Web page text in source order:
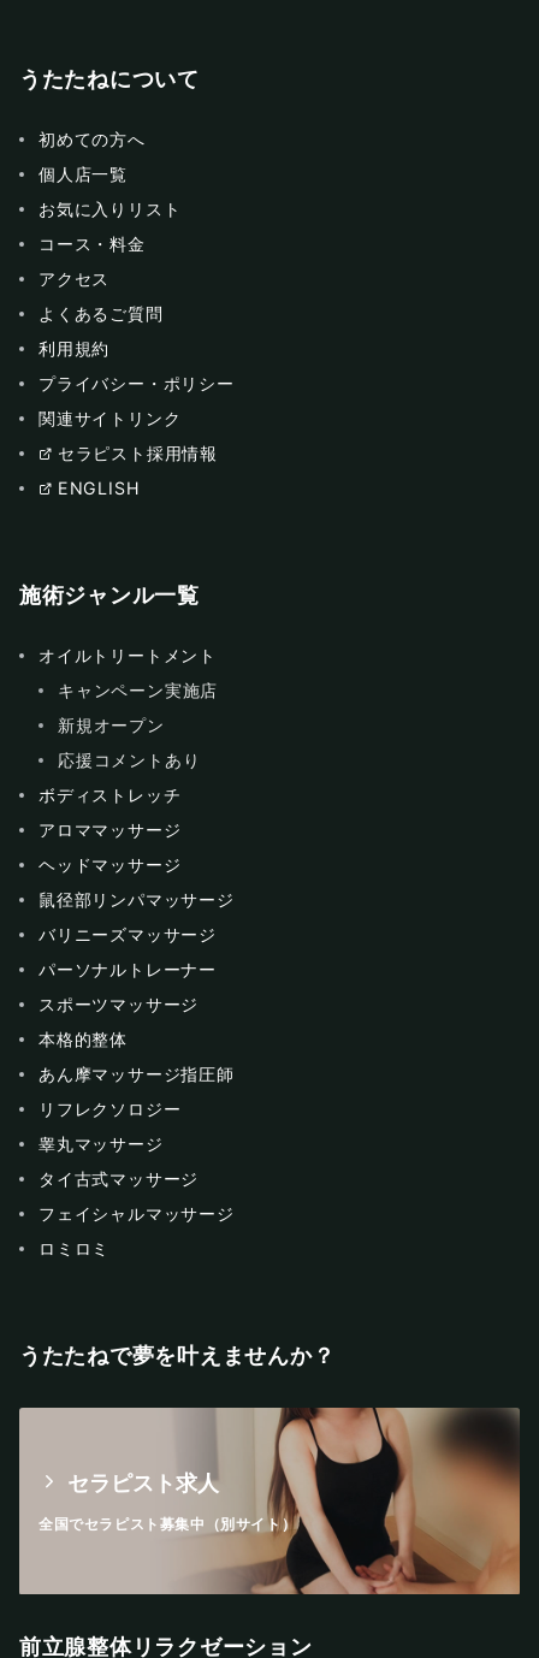
うたたねについて
初めての方へ
個人店一覧
お気に入りリスト
コース・料金
アクセス
よくあるご質問
利用規約
プライバシー・ポリシー
関連サイトリンク
セラピスト採用情報
ENGLISH
施術ジャンル一覧
オイルトリートメント
キャンペーン実施店
新規オープン
応援コメントあり
ボディストレッチ
アロママッサージ
ヘッドマッサージ
鼠径部リンパマッサージ
バリニーズマッサージ
パーソナルトレーナー
スポーツマッサージ
本格的整体
あん摩マッサージ指圧師
リフレクソロジー
睾丸マッサージ
タイ古式マッサージ
フェイシャルマッサージ
ロミロミ
うたたねで夢を叶えませんか？
セラピスト求人
全国でセラピスト募集中（別サイト）
前立腺整体リラクゼーション